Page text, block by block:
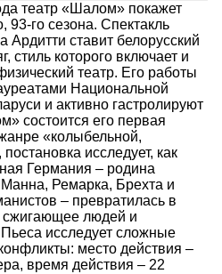
театр «Шалом» покажет
93-го сезона. Спектакль
ставит белорусский
стиль которого включает и
театр. Его работы
Национальной
и активно гастролируют
состоится его первая
«колыбельной,
исследует, как
Германия – родина
Ремарка, Брехта и
– превратилась в
сжигающее людей и
исследует сложные
место действия –
время действия – 22